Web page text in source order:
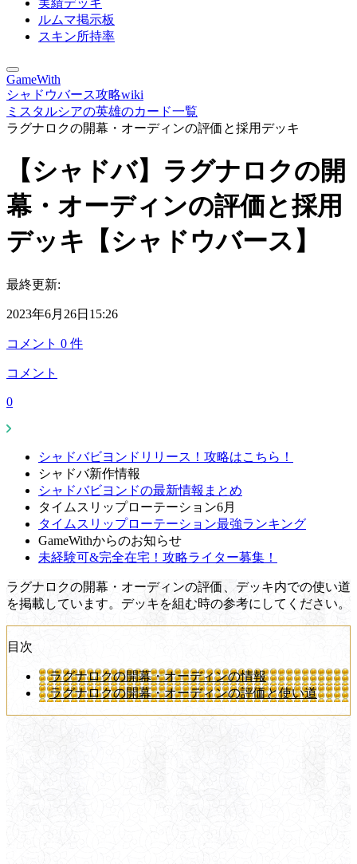
実績デッキ
ルムマ掲示板
スキン所持率
GameWith
シャドウバース攻略wiki
ミスタルシアの英雄のカード一覧
ラグナロクの開幕・オーディンの評価と採用デッキ
【シャドバ】ラグナロクの開
幕・オーディンの評価と採用
デッキ【シャドウバース】
最終更新:
2023年6月26日15:26
コメント 0 件
コメント
0
シャドバビヨンドリリース！攻略はこちら！
シャドバ新作情報
シャドバビヨンドの最新情報まとめ
タイムスリップローテーション6月
タイムスリップローテーション最強ランキング
GameWithからのお知らせ
未経験可&完全在宅！攻略ライター募集！
ラグナロクの開幕・オーディンの評価、デッキ内での使い道
を掲載しています。デッキを組む時の参考にしてください。
目次
ラグナロクの開幕・オーディンの情報
ラグナロクの開幕・オーディンの評価と使い道